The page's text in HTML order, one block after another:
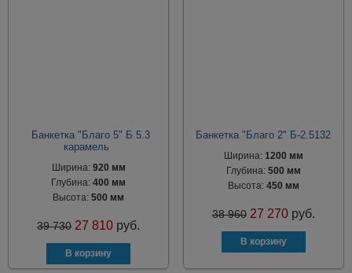
Банкетка "Благо 5" Б 5.3
карамель
Ширина: 920 мм
Глубина:400 мм
Высота:500 мм
39 730 27 810 руб.
Банкетка "Благо 2" Б-2.5132
Ширина: 1200 мм
Глубина: 500 мм
Высота: 450 мм
38 960 27 270 руб.